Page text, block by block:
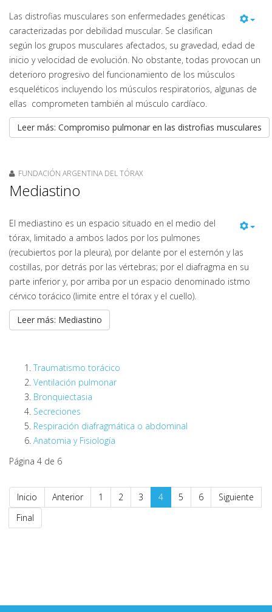
Las distrofias musculares son enfermedades genéticas
caracterizadas por debilidad muscular. Se clasifican
según los grupos musculares afectados, su gravedad, edad de
inicio y velocidad de evolución. No obstante, todas provocan un
deterioro progresivo del funcionamiento de los músculos
esqueléticos incluyendo los músculos respiratorios, algunas de
ellas comprometen también al músculo cardíaco.
Leer más: Compromiso pulmonar en las distrofias musculares
FUNDACIÓN ARGENTINA DEL TÓRAX
Mediastino
El mediastino es un espacio situado en el medio del
tórax, limitado a ambos lados por los pulmones
(recubiertos por la pleura), por delante por el esternón y las
costillas, por detrás por las vértebras; por el diafragma en su
parte inferior y, por arriba por un espacio denominado istmo
cérvico torácico (limite entre el tórax y el cuello).
Leer más: Mediastino
Traumatismo torácico
Ventilación pulmonar
Bronquiectasia
Secreciones
Respiración diafragmática o abdominal
Anatomia y Fisiología
Página 4 de 6
Inicio Anterior 1 2 3 4 5 6
Siguiente
Final